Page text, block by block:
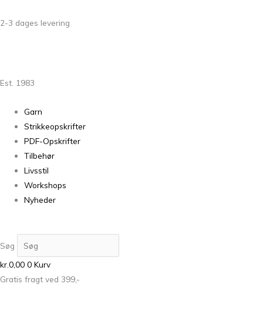
2-3 dages levering
Est. 1983
Garn
Strikkeopskrifter
PDF-Opskrifter
Tilbehør
Livsstil
Workshops
Nyheder
Søg
kr.0,00 0 Kurv
Gratis fragt ved 399,-